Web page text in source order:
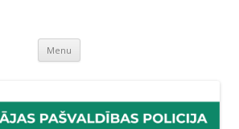
Menu Skip
content